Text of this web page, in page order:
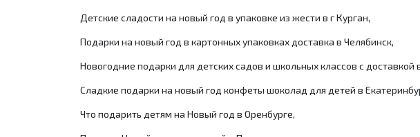
Детские сладости на новый год в упаковке из жести в г Курган,
Подарки на новый год в картонных упаковках доставка в Челябинск,
Новогодние подарки для детских садов и школьных классов с доставкой
Сладкие подарки на новый год конфеты шоколад для детей в
Что подарить детям на Новый год в Оренбурге,